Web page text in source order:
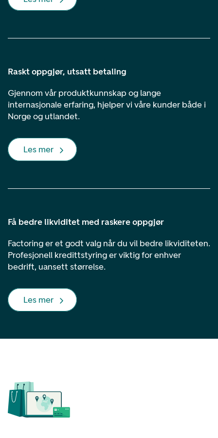
Raskt oppgjør, utsatt betaling
Gjennom vår produktkunnskap og lange
internasjonale erfaring, hjelper vi våre kunder både i
Norge og utlandet.
Les mer
Få bedre likviditet med raskere oppgjør
Factoring er et godt valg når du vil bedre likviditeten.
Profesjonell kredittstyring er viktig for enhver
bedrift, uansett størrelse.
Les mer